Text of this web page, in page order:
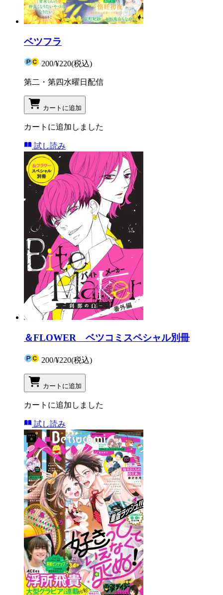
ベツフラ
200/¥220(税込)
第二・第四水曜日配信
カートに追加
カートに追加しました
試し読み
＆FLOWER ベツコミスペシャル別冊
200/¥220(税込)
カートに追加
カートに追加しました
試し読み